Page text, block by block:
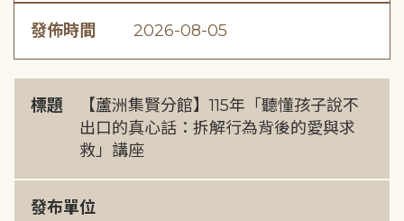
發佈時間 2026-08-05
標題
【蘆洲集賢分館】115年「聽懂孩子說不
出口的真心話：拆解行為背後的愛與求
救」講座
發布單位